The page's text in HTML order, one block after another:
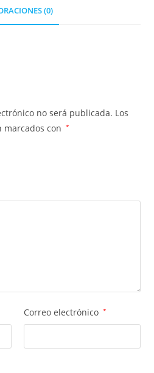
(0)
no será publicada. Los
marcados con
*
Correo electrónico *